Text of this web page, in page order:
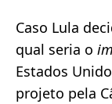
Caso Lula
qual seria o
Estados
projeto pela